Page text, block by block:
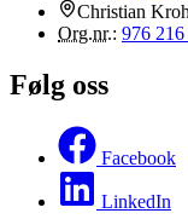
Christian
Org.nr.: 976
Følg oss
Facebook
LinkedIn